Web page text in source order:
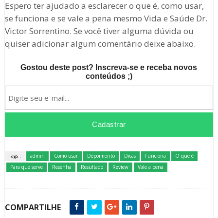
Espero ter ajudado a esclarecer o que é, como usar,
se funciona e se vale a pena mesmo Vida e Saúde Dr.
Victor Sorrentino. Se você tiver alguma dúvida ou
quiser adicionar algum comentário deixe abaixo.
Gostou deste post? Inscreva-se e receba novos
conteúdos ;)
Tags : admin Como usar Depoimento Dicas Funciona
O que é
Para que serve
Resenha Resultado Review Vale a pena
COMPARTILHE